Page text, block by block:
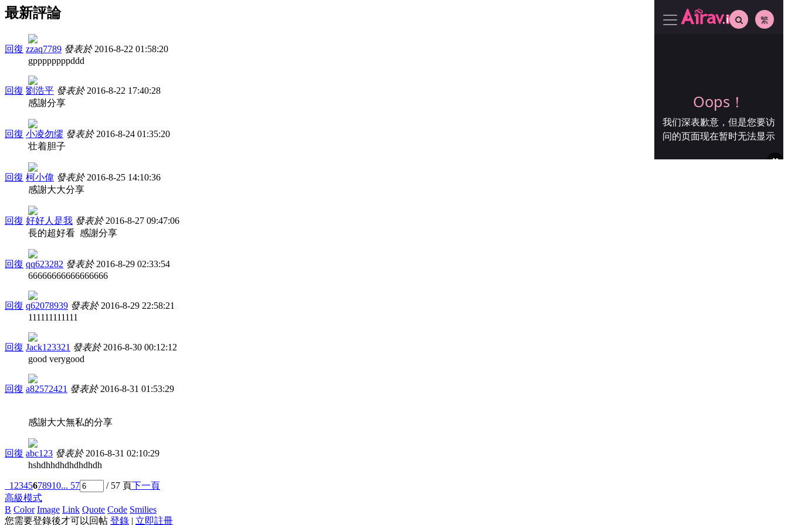
最新評論
回復 zzaq7789 發表於 2016-8-22 01:58:20
gppppppppddd
回復 劉浩平 發表於 2016-8-22 17:40:28
感謝分享
回復 小凌勿缪 發表於 2016-8-24 01:35:20
壮着胆子
回復 柯小偉 發表於 2016-8-25 14:10:36
感謝大大分享
回復 好好人是我 發表於 2016-8-27 09:47:06
長的超好看 感謝分享
回復 qq623282 發表於 2016-8-29 02:33:54
66666666666666666
回復 q62078939 發表於 2016-8-29 22:58:21
111111111111
回復 Jack123321 發表於 2016-8-30 00:12:12
good verygood
回復 a82572421 發表於 2016-8-31 01:53:29
感謝大大無私的分享
回復 abc123 發表於 2016-8-31 02:10:29
hshdhhdhdhdhdhdh
1 2345678910... 57 / 57 頁下一頁
高級模式
B Color Image Link Quote Code Smilies
您需要登錄後才可以回帖 登錄 | 立即註冊